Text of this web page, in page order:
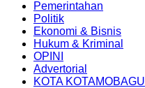
Pemerintahan
Politik
Ekonomi & Bisnis
Hukum & Kriminal
OPINI
Advertorial
KOTA KOTAMOBAGU